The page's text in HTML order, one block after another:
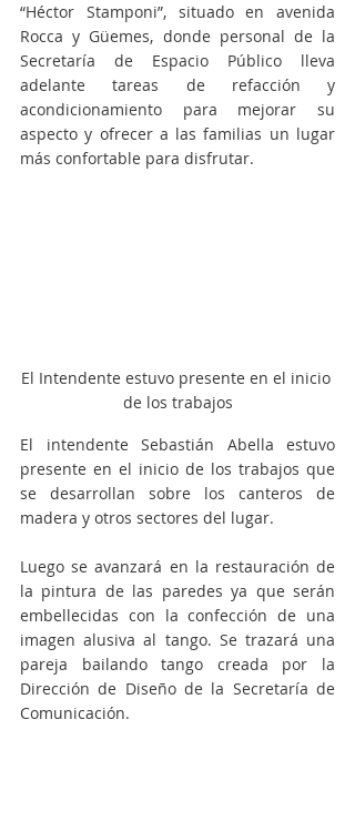
“Héctor Stamponi”, situado en avenida
Rocca y Güemes, donde personal de la
Secretaría de Espacio Público lleva
adelante tareas de refacción y
acondicionamiento para mejorar su
aspecto y ofrecer a las familias un lugar
más confortable para disfrutar.
El Intendente estuvo presente en el inicio
de los trabajos
El intendente Sebastián Abella estuvo
presente en el inicio de los trabajos que
se desarrollan sobre los canteros de
madera y otros sectores del lugar.
Luego se avanzará en la restauración de
la pintura de las paredes ya que serán
embellecidas con la confección de una
imagen alusiva al tango. Se trazará una
pareja bailando tango creada por la
Dirección de Diseño de la Secretaría de
Comunicación.